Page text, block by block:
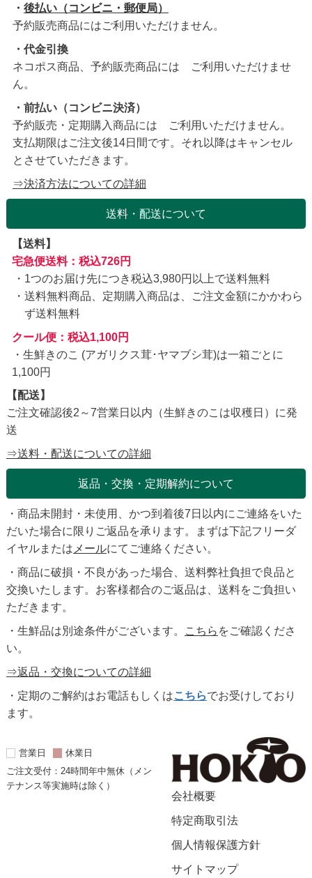
・ 後払い（コンビニ・郵便局）
予約販売商品にはご利用いただけません。
・代金引換
ネコポス商品、予約販売商品には ご利用いただけませ
ん。
・前払い（コンビニ決済）
予約販売・定期購入商品には ご利用いただけません。
支払期限はご注文後14日間です。それ以降はキャンセル
とさせていただきます。
⇒決済方法についての詳細
送料・配送について
【送料】
宅急便送料：税込726円
1つのお届け先につき税込3,980円以上で送料無料
送料無料商品、定期購入商品は、ご注文金額にかかわら
ず送料無料
クール便：税込1,100円
・生鮮きのこ (アガリクス茸･ヤマブシ茸)は一箱ごとに
1,100円
【配送】
ご注文確認後2～7営業日以内（生鮮きのこは収穫日）に発
送
⇒送料・配送についての詳細
返品・交換・定期解約について
・商品未開封・未使用、かつ到着後7日以内にご連絡をいた
だいた場合に限りご返品を承ります。まずは下記フリーダ
イヤルまたは メールにてご連絡ください。
・商品に破損・不良があった場合、送料弊社負担で良品と
交換いたします。お客様都合のご返品は、送料をご負担い
ただきます。
・生鮮品は別途条件がございます。
こちら をご確認くださ
い。
⇒返品・交換についての詳細
・定期のご解約はお電話もしくはこちらでお受けしており
ます。
営業日
休業日
ご注文受付：24時間年中無休（メン
テナンス等実施時は除く）
会社概要
特定商取引法
個人情報保護方針
サイトマップ